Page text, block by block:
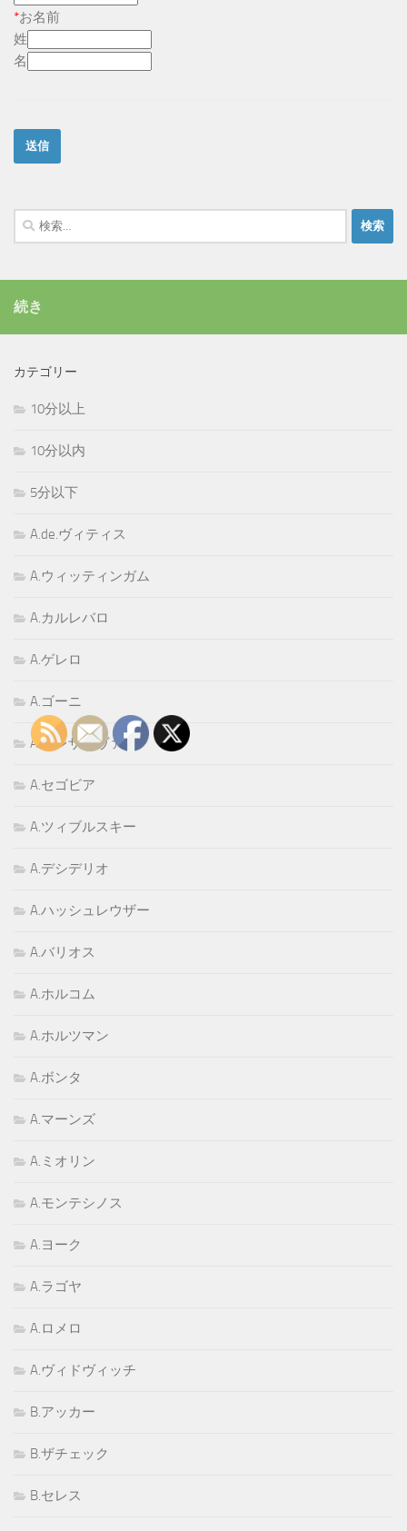
*お名前
姓
名
検
索:
続き
カテゴリー
10分以上
10分以内
5分以下
A.de.ヴィティス
A.ウィッティンガム
A.カルレバロ
A.ゲレロ
A.ゴーニ
A.スレザコヴァ
A.セゴビア
A.ツィブルスキー
A.デシデリオ
A.ハッシュレウザー
A.バリオス
A.ホルコム
A.ホルツマン
A.ボンタ
A.マーンズ
A.ミオリン
A.モンテシノス
A.ヨーク
A.ラゴヤ
A.ロメロ
A.ヴィドヴィッチ
B.アッカー
B.ザチェック
B.セレス